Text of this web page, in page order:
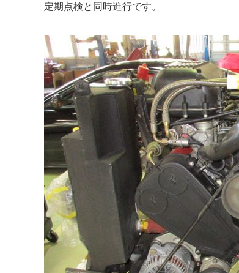
定期点検と同時進行です。